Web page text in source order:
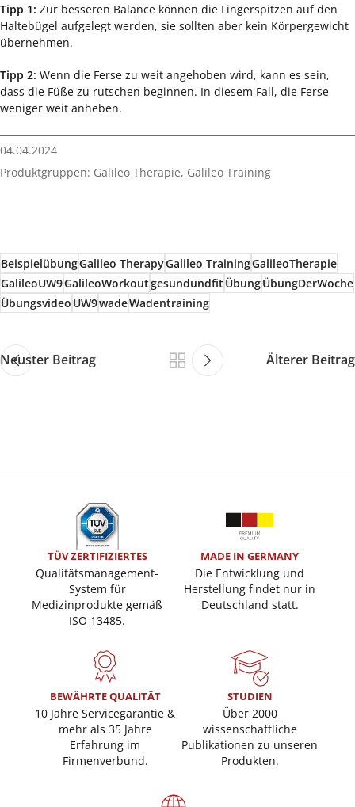
Tipp 1: Zur besseren Balance können die Fingerspitzen auf den
Haltebügel aufgelegt werden, sie sollten aber kein Körpergewicht
übernehmen.
Tipp 2: Wenn die Ferse zu weit angehoben wird, kann es sein,
dass die Füße zu rutschen beginnen. In diesem Fall, die Ferse
weniger weit anheben.
04.04.2024
Produktgruppen: Galileo Therapie, Galileo Training
BeispielübungGalileo TherapyGalileo TrainingGalileoTherapie
GalileoUW9GalileoWorkoutgesundundfitÜbungÜbungDerWoche
ÜbungsvideoUW9wadeWadentraining
Neuster Beitrag Älterer Beitrag
TÜV ZERTIFIZIERTES
Qualitätsmanagement-
System für
Medizinprodukte gemäß
ISO 13485.
MADE IN GERMANY
Die Entwicklung und
Herstellung findet nur in
Deutschland statt.
BEWÄHRTE QUALITÄT
10 Jahre Servicegarantie &
mehr als 35 Jahre
Erfahrung im
Firmenverbund.
STUDIEN
Über 2000
wissenschaftliche
Publikationen zu unseren
Produkten.